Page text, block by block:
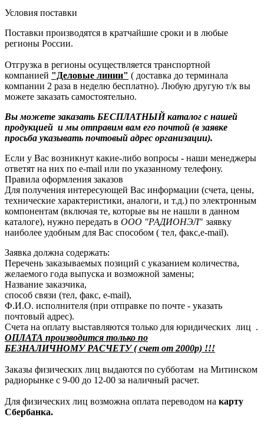
Условия поставки
Поставки производятся в кратчайшие сроки и в любые
регионы России.
Отгрузка в регионы осуществляется транспортной
компанией "Деловые линии" ( доставка до терминала
компании 2 раза в неделю бесплатно). Любую другую т/к вы
можете заказать самостоятельно.
Вы можете заказать БЕСПЛАТНЫЙ каталог с нашей
продукцией и мы отправим вам его почтой (в заявке
просьба указывать почтовый адрес организации).
Если у Вас возникнут какие-либо вопросы - наши менеджеры
ответят на них по e-mail или по указанному телефону.
Правила оформления заказов
Для получения интересующей Вас информации (счета, цены,
технические характеристики, аналоги, и т.д.) по электронным
компонентам (включая те, которые вы не нашли в данном
каталоге), нужно передать в ООО "РАДИОНЭЛ" заявку
наиболее удобным для Вас способом ( тел, факс,e-mail).
Заявка должна содержать:
Перечень заказываемых позиций с указанием количества,
желаемого года выпуска и возможной замены;
Название заказчика,
способ связи (тел, факс, e-mail),
Ф.И.О. исполнителя (при отправке по почте - указать
почтовый адрес).
Счета на оплату выставляются только для юридических лиц .
ОПЛАТА производится только по
БЕЗНАЛИЧНОМУ РАСЧЕТУ ( счет от 2000р) !!!
Заказы физических лиц выдаются по субботам на Митинском
радиорынке с 9-00 до 12-00 за наличный расчет.
Для физических лиц возможна оплата переводом на карту
Сбербанка.